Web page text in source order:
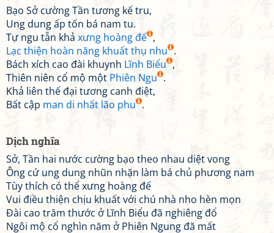
Bạo Sở cường Tần tương kế tru,
Ung dung ấp tốn bá nam tu.
Tự ngu tẫn khả xưng hoàng đế ,
Lạc thiện hoàn năng khuất thụ nhu .
Bách xích cao đài khuynh Lĩnh Biểu ,
Thiên niên cổ mộ một Phiên Ngu .
Khả liên thế đại tương canh điệt,
Bất cập man di nhất lão phu .
Dịch nghĩa
Sở, Tần hai nước cường bạo theo nhau diệt vong
Ông cứ ung dung nhũn nhặn làm bá chủ phương nam
Tùy thích có thể xưng hoàng đế
Vui điều thiện chịu khuất với chú nhà nho hèn mọn
Đài cao trăm thước ở Lĩnh Biểu đã nghiêng đổ
Ngôi mộ cổ nghìn năm ở Phiên Ngung đã mất